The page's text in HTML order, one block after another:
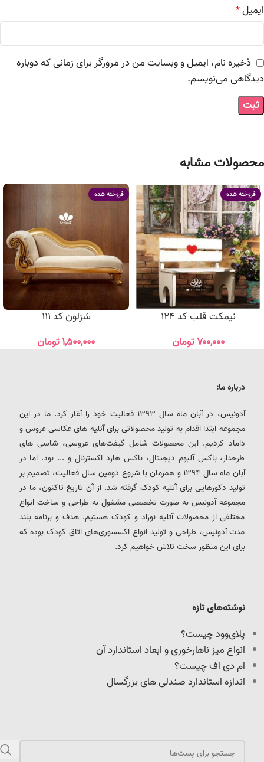
ایمیل*
ذخیره نام، ایمیل و وبسایت من در مرورگر برای زمانی که دوباره
دیدگاهی می‌نویسم.
محصولات مشابه
فروخته شده
نیمکت قلب کد 124
۷۰۰,۰۰۰ تومان
فروخته شده
شزلون کد 111
۱,۵۰۰,۰۰۰تومان
نوشته‌های تازه
پلای‌وود چیست؟
انواع میز ناهارخوری و ابعاد استاندارد آن
ام دی اف چیست؟
اندازه استاندارد صندلی های بزرگسال
درباره ما:
آدونیس، در آبان ماه سال 1393 فعالیت خود را آغاز کرد. ما در این
مجموعه ابتدا اقدام به تولید محصولاتی برای آتلیه های عکاسی عروس و
داماد کردیم. این محصولات شامل گیفت‌های عروسی، شاسی های
طرحدار، باکس آلبوم دیجیتال، باکس هارد اکسترنال و ... بود. اما در
آبان ماه سال 1394 و همزمان با شروع دومین سال فعالیت، تصمیم بر
تولید دکورهایی برای آتلیه کودک گرفته شد. از آن تاریخ تاکنون، ما در
مجموعه آدونیس به صورت تخصصی مشغول به طراحی و ساخت انواع
مختلفی از محصولات آتلیه نوزاد و کودک هستیم. هدف و برنامه بلند
مدت آدونیس، طراحی و تولید انواع اکسسوری‌های اتاق کودک بوده که
برای این منظور سخت تلاش خواهیم کرد.